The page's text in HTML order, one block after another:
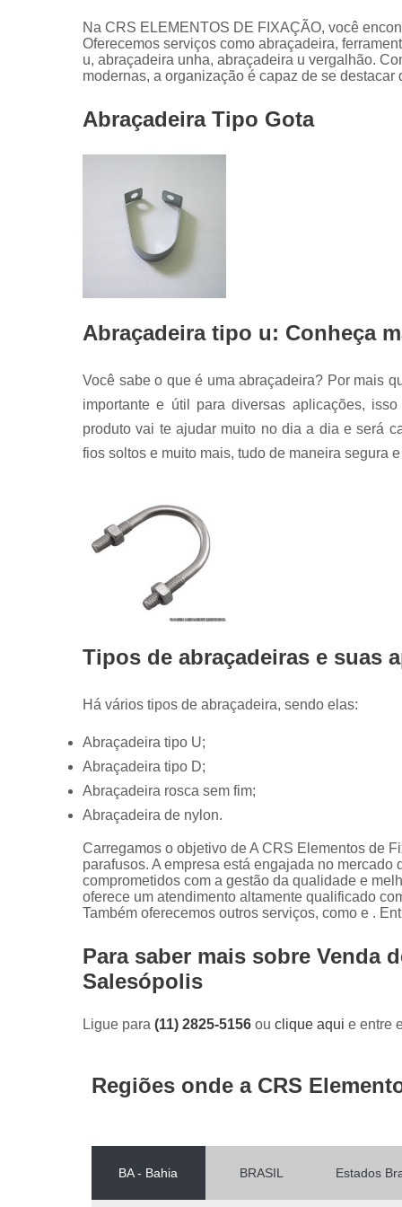
Na CRS ELEMENTOS DE FIXAÇÃO, você
Oferecemos serviços como abraçadeira,
u, abraçadeira unha, abraçadeira u vergalhão.
modernas, a organização é capaz de se destacar
Abraçadeira Tipo Gota
Abraçadeira tipo u: Conheça
Você sabe o que é uma abraçadeira? Por mais
importante e útil para diversas aplicações,
produto vai te ajudar muito no dia a dia e será
fios soltos e muito mais, tudo de maneira segura
Tipos de abraçadeiras e suas
Há vários tipos de abraçadeira, sendo elas:
Abraçadeira tipo U;
Abraçadeira tipo D;
Abraçadeira rosca sem fim;
Abraçadeira de nylon.
Carregamos o objetivo de A CRS Elementos de
parafusos. A empresa está engajada no
comprometidos com a gestão da qualidade e
oferece um atendimento altamente qualificado
Também oferecemos outros serviços, como e .
Para saber mais sobre Venda
Salesópolis
Ligue para (11) 2825-5156 ou clique aqui e entre
Regiões onde a CRS
BA - Bahia BRASIL Estados